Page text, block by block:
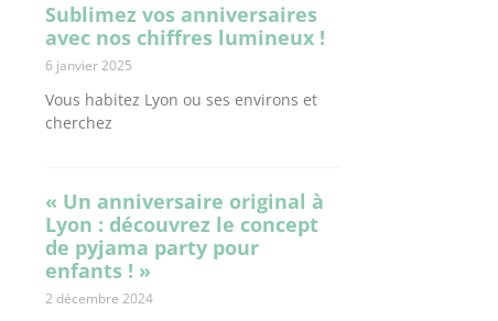
Sublimez vos anniversaires
avec nos chiffres lumineux !
6 janvier 2025
Vous habitez Lyon ou ses environs et
cherchez
« Un anniversaire original à
Lyon : découvrez le concept
de pyjama party pour
enfants ! »
2 décembre 2024